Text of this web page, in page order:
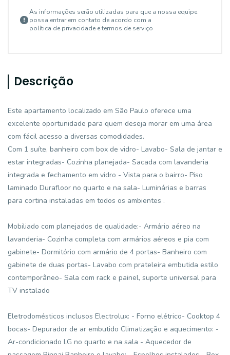
As informações serão utilizadas para que a nossa equipe
possa entrar em contato de acordo com a
política de privacidade e termos de serviço
Descrição
Este apartamento localizado em São Paulo oferece uma
excelente oportunidade para quem deseja morar em uma área
com fácil acesso a diversas comodidades.
Com 1 suíte, banheiro com box de vidro- Lavabo- Sala de jantar e
estar integradas- Cozinha planejada- Sacada com lavanderia
integrada e fechamento em vidro - Vista para o bairro- Piso
laminado Durafloor no quarto e na sala- Luminárias e barras
para cortina instaladas em todos os ambientes .
Mobiliado com planejados de qualidade:- Armário aéreo na
lavanderia- Cozinha completa com armários aéreos e pia com
gabinete- Dormitório com armário de 4 portas- Banheiro com
gabinete de duas portas- Lavabo com prateleira embutida estilo
contemporâneo- Sala com rack e painel, suporte universal para
TV instalado
Eletrodomésticos inclusos Electrolux: - Forno elétrico- Cooktop 4
bocas- Depurador de ar embutido Climatização e aquecimento: -
Ar-condicionado LG no quarto e na sala - Aquecedor de